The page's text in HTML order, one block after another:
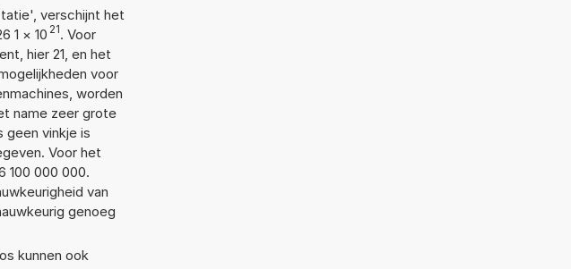
verschijnt het
1 × 10 21. Voor
hier 21, en het
voor
worden
name zeer grote
geen vinkje is
Voor het
100 000 000.
van
genoeg
kunnen ook